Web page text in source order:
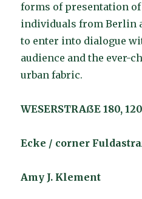
forms of presentation
individuals from Berlin
to enter into dialogue
audience and the ever-
urban fabric.
WESERSTRAßE 180,
Ecke / corner
Amy J. Klement